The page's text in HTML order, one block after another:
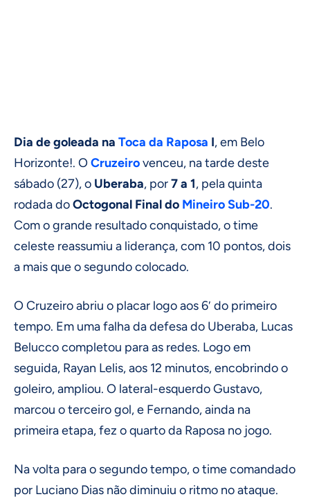
Dia de goleada na Toca da Raposa I, em Belo
Horizonte!. OCruzeirovenceu, na tarde deste
sábado (27), o Uberaba, por7 a 1, pela quinta
rodada doOctogonal Final do MineiroSub-20.
Com o grande resultado conquistado, o time
celeste reassumiu a liderança, com 10 pontos, dois
a mais que o segundo colocado.
O Cruzeiro abriu o placar logo aos 6′ do primeiro
tempo. Em uma falha da defesa do Uberaba, Lucas
Belucco completou para as redes. Logo em
seguida, Rayan Lelis, aos 12 minutos, encobrindo o
goleiro, ampliou. O lateral-esquerdo Gustavo,
marcou o terceiro gol, e Fernando, ainda na
primeira etapa, fez o quarto da Raposa no jogo.
Na volta para o segundo tempo, o time comandado
por Luciano Dias não diminuiu o ritmo no ataque.